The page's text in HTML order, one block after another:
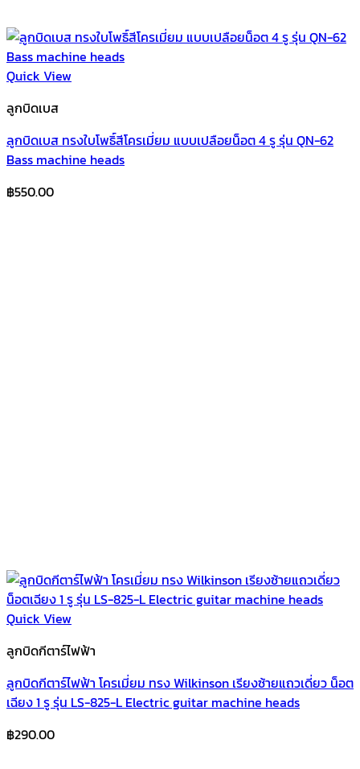
Quick View
ลูกบิดเบส
ลูกบิดเบส ทรงใบโพธิ์สีโครเมี่ยม แบบเปลือยน็อต 4 รู รุ่น QN-62
Bass machine heads
฿550.00
Quick View
ลูกบิดกีตาร์ไฟฟ้า
ลูกบิดกีตาร์ไฟฟ้า โครเมี่ยม ทรง Wilkinson เรียงซ้ายแถวเดี่ยว น็อต
เฉียง 1 รู รุ่น LS-825-L Electric guitar machine heads
฿290.00